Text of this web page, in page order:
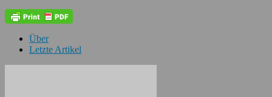
Über
Letzte Artikel